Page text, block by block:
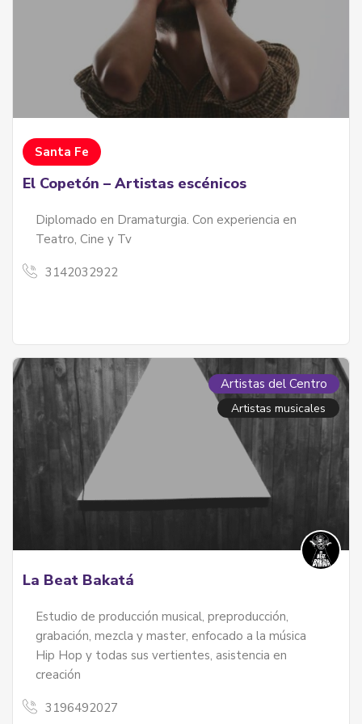
Santa Fe
El Copetón – Artistas escénicos
Diplomado en Dramaturgia. Con experiencia en
Teatro, Cine y Tv
3142032922
Artistas del Centro
Artistas musicales
La Beat Bakatá
Estudio de producción musical, preproducción,
grabación, mezcla y master, enfocado a la música
Hip Hop y todas sus vertientes, asistencia en
creación
3196492027